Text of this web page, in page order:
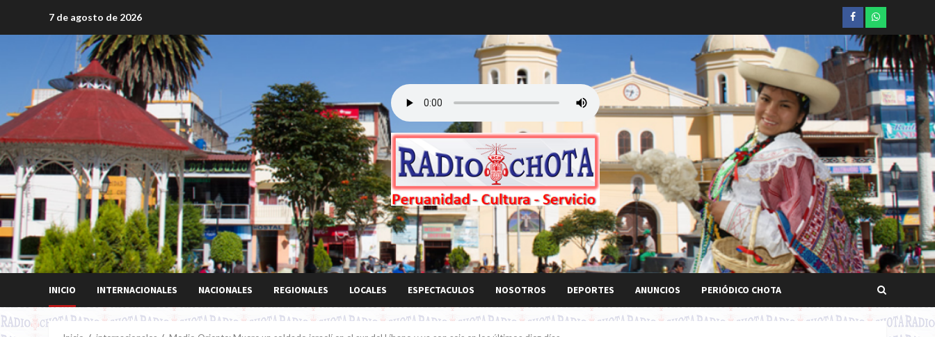
7 de agosto de 2026 Facebookwhatsapp
INICIO INTERNACIONALES NACIONALES REGIONALES LOCALES ESPECTACULOS NOSOTROS DEPORTES ANUNCIOS PERIÓDICO CHOTA